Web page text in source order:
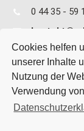
Cookies helfen
unserer Inhalte
Nutzung der
Verwendung
0 44 35 - 59